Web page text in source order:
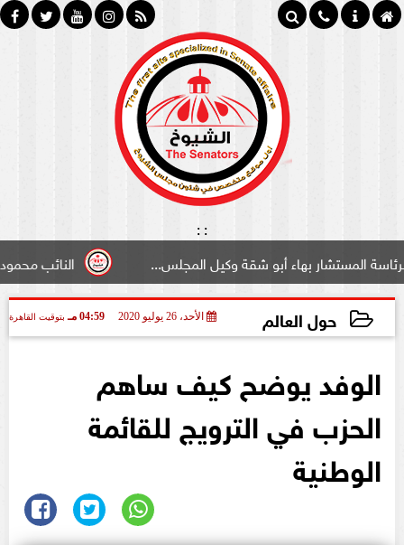
:
:
النائب محمود سامي
بهاء أبو شقة وكيل المجلس...
حول العالم الأحد، 26 يوليو 2020 04:59 مـ بتوقيت القاهرة
الوفد يوضح كيف ساهم
الحزب في الترويج للقائمة
الوطنية